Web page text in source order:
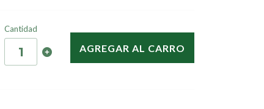
Cantidad
AGREGAR AL CARRO